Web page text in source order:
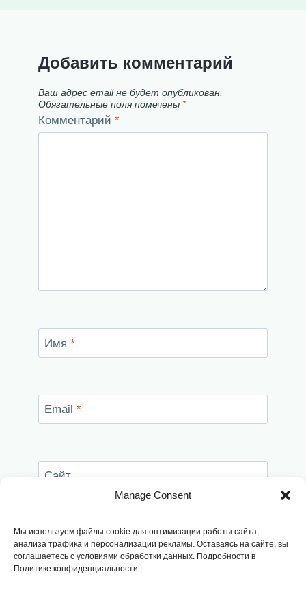
Manage Consent
Мы используем файлы cookie для оптимизации работы сайта,
анализа трафика и персонализации рекламы. Оставаясь на сайте, вы
соглашаетесь с условиями обработки данных. Подробности в
Политике конфиденциальности.
Добавить комментарий
Ваш адрес email не будет опубликован.
Обязательные поля помечены *
Комментарий *
Имя *
Email *
Сайт
этом браузере для последующих моих
комментариев.